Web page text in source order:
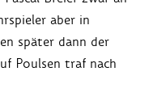
aber in
später dann der
Poulsen traf nach